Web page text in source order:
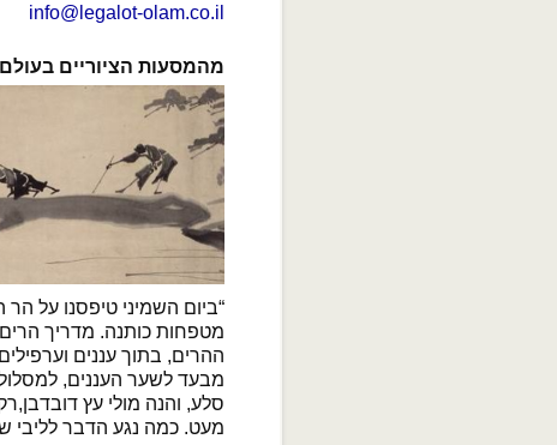
info@legalot-olam.co.il
מהמסעות הציוריים
“ביום השמיני טיפסנו על הר
מטפחות כותנה. מדריך הרים
ההרים, בתוך עננים
מבעד לשער העננים,
סלע, והנה מולי עץ
מעט. כמה נגע הדבר